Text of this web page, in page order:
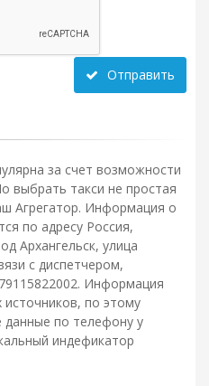
Отправить
за счет возможности
выбрать такси не простая
Агрегатор. Информация о
по адресу Россия,
Архангельск, улица
с диспетчером,
Информация
по этому
данные по телефону у
индефикатор